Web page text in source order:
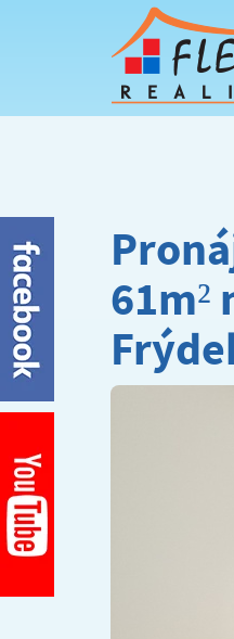
61m²